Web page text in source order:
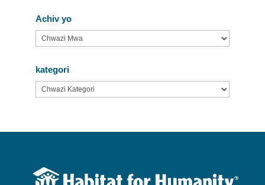
Achiv yo
Achiv
yo
kategori
kategori